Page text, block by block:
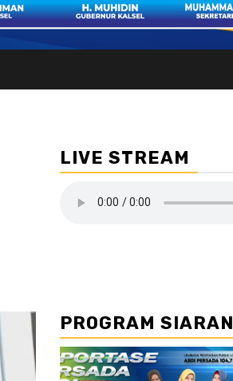
LIVE STREAM
PROGRAM SIARAN